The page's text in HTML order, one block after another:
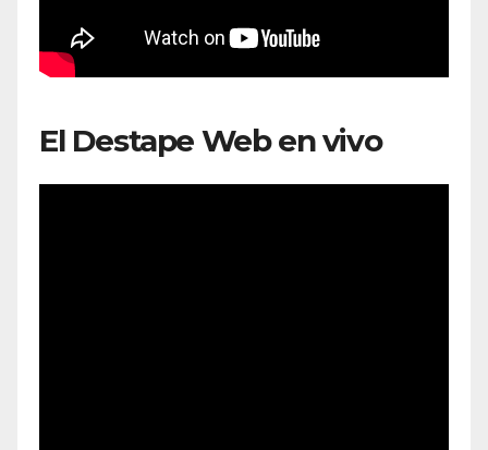
El Destape Web en vivo